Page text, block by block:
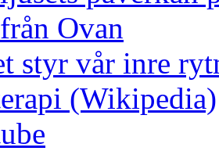
Ovan
styr vår inre
(Wikipedia)